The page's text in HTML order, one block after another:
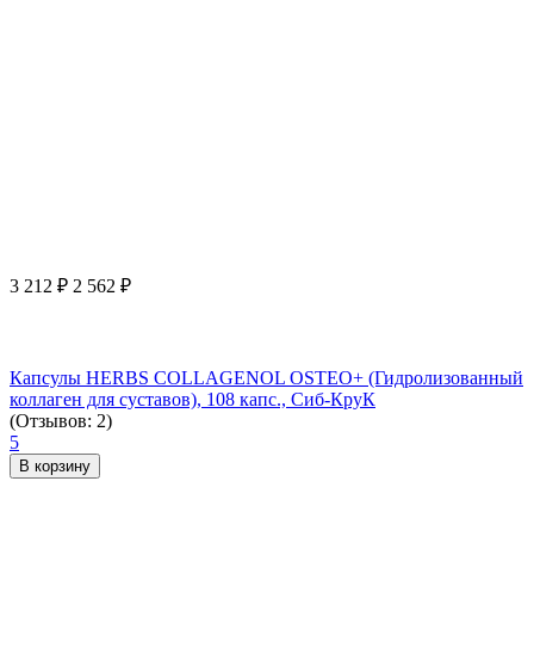
3 212 ₽ 2 562 ₽
Капсулы HERBS COLLAGENOL OSTEO+ (Гидролизованный
коллаген для суставов), 108 капс., Сиб-КруК
(Отзывов: 2)
5
В корзину